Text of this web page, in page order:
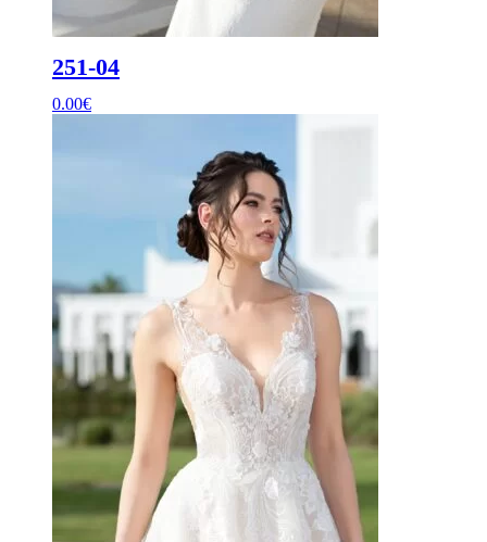
251-04
0.00€